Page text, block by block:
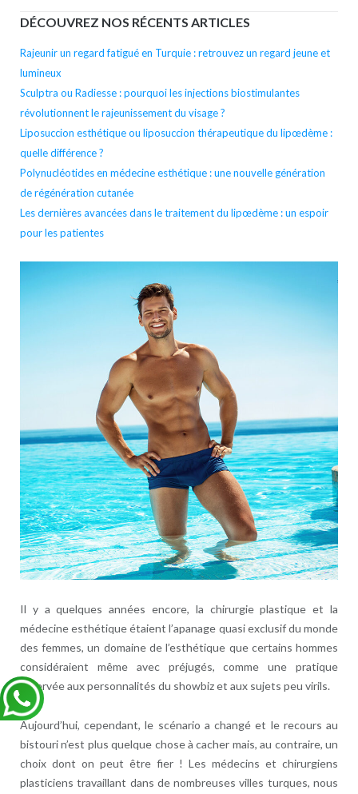
Il y a quelques années encore, la chirurgie plastique et la
médecine esthétique étaient l’apanage quasi exclusif du monde
des femmes, un domaine de l’esthétique que certains hommes
considéraient même avec préjugés, comme une pratique
réservée aux personnalités du showbiz et aux sujets peu virils.
Aujourd’hui, cependant, le scénario a changé et le recours au
bistouri n’est plus quelque chose à cacher mais, au contraire, un
choix dont on peut être fier ! Les médecins et chirurgiens
plasticiens travaillant dans de nombreuses villes turques, nous
DÉCOUVREZ NOS RÉCENTS ARTICLES
Rajeunir un regard fatigué en Turquie : retrouvez un regard jeune et
lumineux
Sculptra ou Radiesse : pourquoi les injections biostimulantes
révolutionnent le rajeunissement du visage ?
Liposuccion esthétique ou liposuccion thérapeutique du lipœdème :
quelle différence ?
Polynucléotides en médecine esthétique : une nouvelle génération
de régénération cutanée
Les dernières avancées dans le traitement du lipœdème : un espoir
pour les patientes